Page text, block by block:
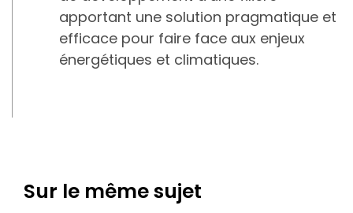
apportant une solution pragmatique et
efficace pour faire face aux enjeux
énergétiques et climatiques.
Sur le même sujet